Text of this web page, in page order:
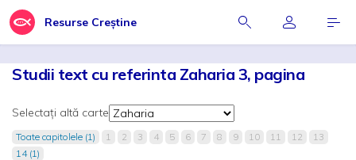
Resurse Creștine
Studii text cu referinta Zaharia 3, pagina
Selectați altă carte
Toate capitolele (1) 1 2 3 4 5 6 7 8 9 10 11 12
13
14 (1)